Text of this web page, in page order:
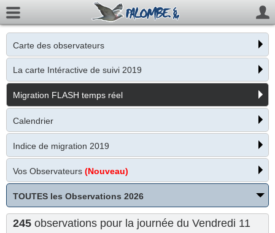
Carte des observateurs
La carte Intéractive de suivi 2019
Migration FLASH temps réel
Calendrier
Indice de migration 2019
Vos Observateurs (Nouveau)
TOUTES les Observations 2026
245 observations pour la journée du Vendredi 11